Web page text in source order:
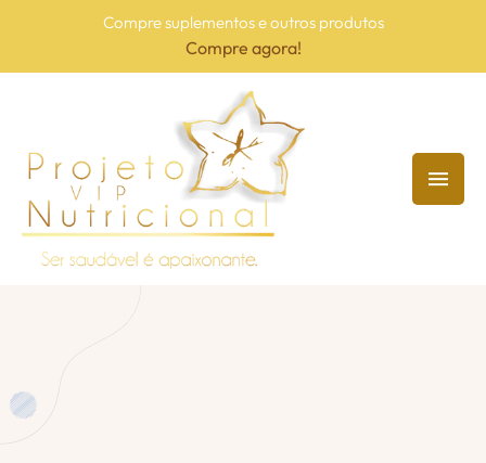
Compre suplementos e outros produtos
Compre agora!